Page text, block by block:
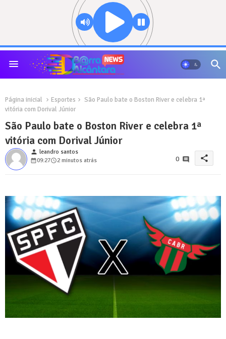
Página inicial Esportes
São Paulo bate o Boston River e celebra 1ª
vitória com Dorival Júnior
São Paulo bate o Boston River e celebra 1ª
vitória com Dorival Júnior
person leandro santos
09:27
2 minutos atrás 0 share